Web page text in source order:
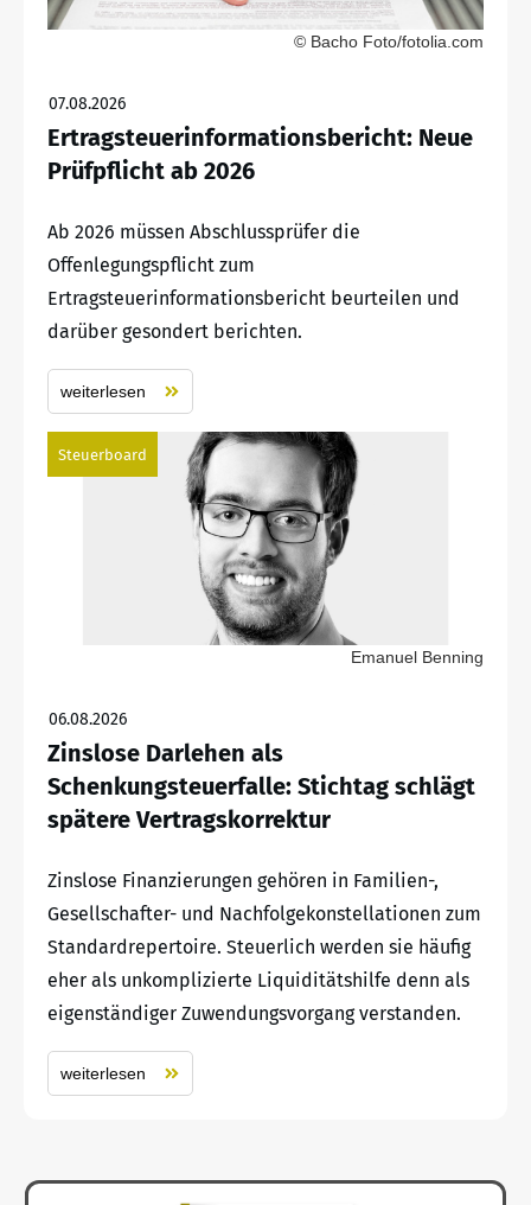
© Bacho Foto/fotolia.com
07.08.2026
Ertragsteuerinformationsbericht: Neue
Prüfpflicht ab 2026
Ab 2026 müssen Abschlussprüfer die
Offenlegungspflicht zum
Ertragsteuerinformationsbericht beurteilen und
darüber gesondert berichten.
weiterlesen
Steuerboard
Emanuel Benning
06.08.2026
Zinslose Darlehen als
Schenkungsteuerfalle: Stichtag schlägt
spätere Vertragskorrektur
Zinslose Finanzierungen gehören in Familien-,
Gesellschafter- und Nachfolgekonstellationen zum
Standardrepertoire. Steuerlich werden sie häufig
eher als unkomplizierte Liquiditätshilfe denn als
eigenständiger Zuwendungsvorgang verstanden.
weiterlesen